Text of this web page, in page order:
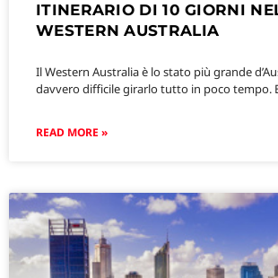
ITINERARIO DI 10 GIORNI
WESTERN AUSTRALIA
Il Western Australia è lo stato più grande
davvero difficile girarlo tutto in poco tempo.
READ MORE »